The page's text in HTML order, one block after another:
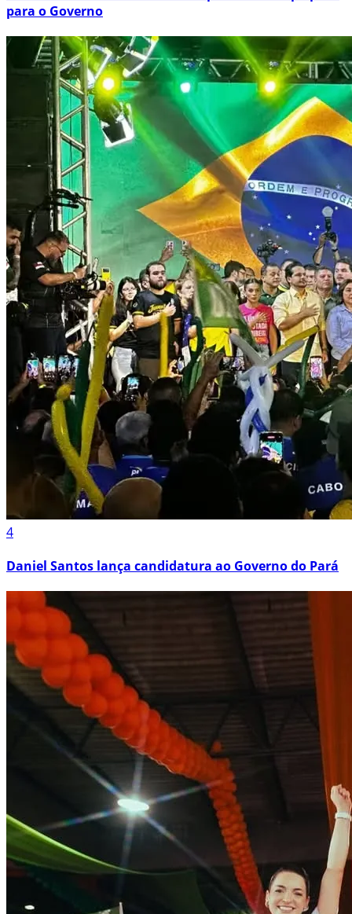
para o Governo
4
Daniel Santos lança candidatura ao Governo do Pará